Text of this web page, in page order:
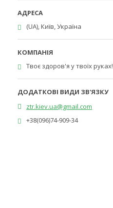
(UA), Київ, Україна
Твоє здоров'я у твоїх руках!
ztr.kiev.ua@gmail.com
+38(096)74-909-34